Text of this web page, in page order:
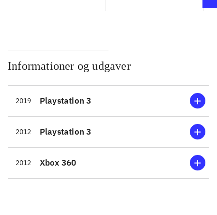
Informationer og udgaver
2019 Playstation 3
2012 Playstation 3
2012 Xbox 360